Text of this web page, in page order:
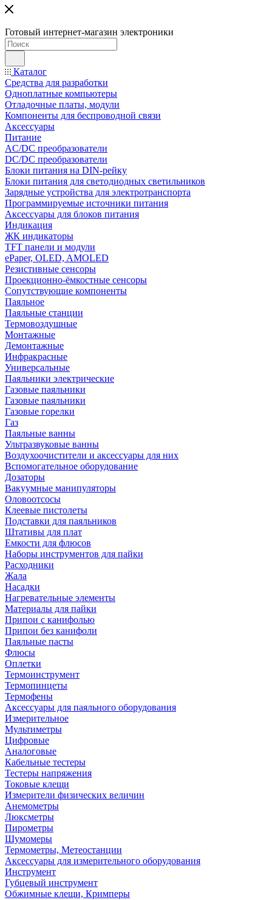
Готовый интернет-магазин электроники
Каталог
Средства для разработки
Одноплатные компьютеры
Отладочные платы, модули
Компоненты для беспроводной связи
Аксессуары
Питание
AC/DC преобразователи
DC/DC преобразователи
Блоки питания на DIN-рейку
Блоки питания для светодиодных светильников
Зарядные устройства для электротранспорта
Программируемые источники питания
Аксессуары для блоков питания
Индикация
ЖК индикаторы
TFT панели и модули
ePaper, OLED, AMOLED
Резистивные сенсоры
Проекционно-ёмкостные сенсоры
Сопутствующие компоненты
Паяльное
Паяльные станции
Термовоздушные
Монтажные
Демонтажные
Инфракрасные
Универсальные
Паяльники электрические
Газовые паяльники
Газовые паяльники
Газовые горелки
Газ
Паяльные ванны
Ультразвуковые ванны
Воздухоочистители и аксессуары для них
Вспомогательное оборудование
Дозаторы
Вакуумные манипуляторы
Оловоотсосы
Клеевые пистолеты
Подставки для паяльников
Штативы для плат
Емкости для флюсов
Наборы инструментов для пайки
Расходники
Жала
Насадки
Нагревательные элементы
Материалы для пайки
Припои с канифолью
Припои без канифоли
Паяльные пасты
Флюсы
Оплетки
Термоинструмент
Термопинцеты
Термофены
Аксессуары для паяльного оборудования
Измерительное
Мультиметры
Цифровые
Аналоговые
Кабельные тестеры
Тестеры напряжения
Токовые клещи
Измерители физических величин
Анемометры
Люксметры
Пирометры
Шумомеры
Термометры, Метеостанции
Аксессуары для измерительного оборудования
Инструмент
Губцевый инструмент
Обжимные клещи, Кримперы